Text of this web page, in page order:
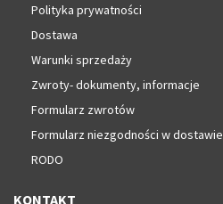
Polityka prywatności
Dostawa
Warunki sprzedaży
Zwroty- dokumenty, informacje
Formularz zwrotów
Formularz niezgodności w dostawie
RODO
KONTAKT